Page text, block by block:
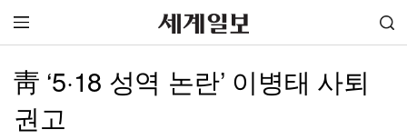
靑 ‘5·18 성역 논란’ 이병태 사퇴
권고